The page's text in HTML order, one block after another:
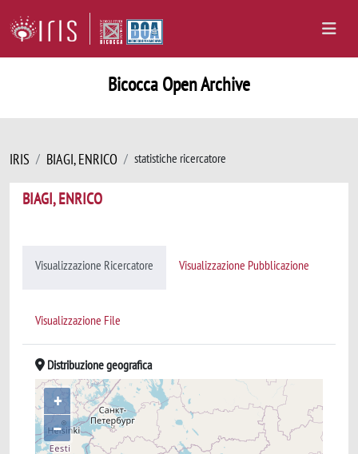
Bicocca Open Archive
IRIS BIAGI, ENRICO statistiche ricercatore
BIAGI, ENRICO
Visualizzazione Ricercatore Visualizzazione Pubblicazione
Visualizzazione File
Distribuzione geografica
+
–